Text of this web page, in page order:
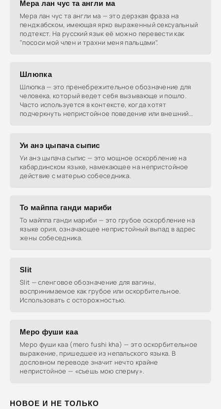
НОВОЕ И НЕ ТОЛЬКО
Мера лан чус та англи ма
Мера лан чус та англи ма — это дерзкая фраза на
пенджабском, имеющая ярко выраженный сексуальный
подтекст. На русский язык её можно перевести как
"пососи мой член и трахни меня пальцами".
Шлюпка
Шлюпка — это пренебрежительное обозначение для
человека, который ведет себя вызывающе и пошло.
Часто используется в контексте, когда хотят
подчеркнуть непристойное поведение или внешний
Уи анэ цыпача сыпис
Уи анэ цыпача сыпис — это мощное оскорбление на
кабардинском языке, намекающее на непристойное
действие с матерью собеседника.
То майппа ганди мариби
То майппа ганди мариби — это грубое оскорбление на
языке ория, означающее непристойный выпад в адрес
жены собеседника.
Slit
Slit — сленговое обозначение для вагины,
воспринимаемое как грубое или оскорбительное.
Использовать с осторожностью.
Меро фуши каа
Меро фуши каа (mero fushi kha) — это оскорбительное
выражение, пришедшее из непальского языка. В
дословном переводе значит нечто крайне
непристойное — «съешь мою сперму».